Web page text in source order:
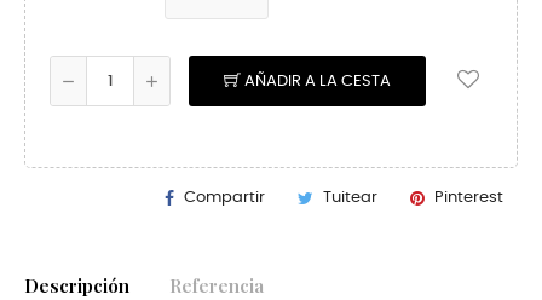
AÑADIR A LA CESTA
Compartir Tuitear Pinterest
Descripción Referencia